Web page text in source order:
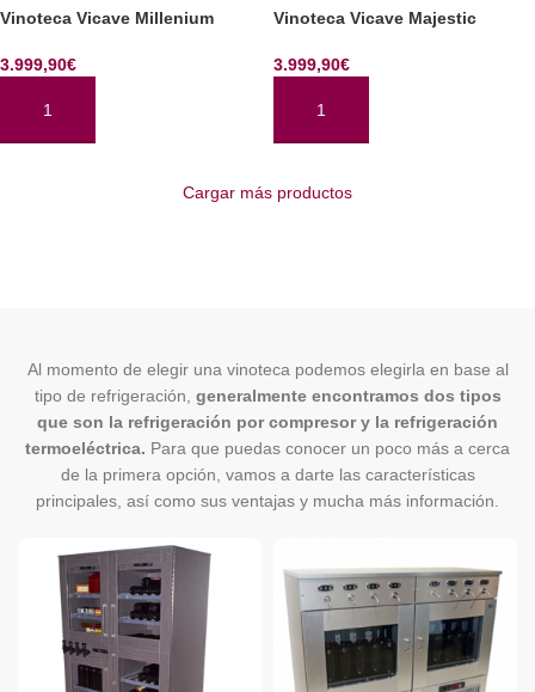
Vinoteca Vicave Millenium
3.999,90€
AÑADIR AL CARRITO
Vinoteca Vicave Majestic
3.999,90€
AÑADIR AL CARRITO
Cargar más productos
Al momento de elegir una vinoteca podemos elegirla en base al
tipo de refrigeración, generalmente encontramos dos tipos
que son la refrigeración por compresor y la refrigeración
termoeléctrica. Para que puedas conocer un poco más a cerca
de la primera opción, vamos a darte las características
principales, así como sus ventajas y mucha más información.